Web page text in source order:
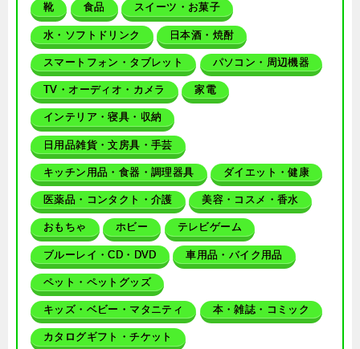
靴 食品 スイーツ・お菓子
水・ソフトドリンク 日本酒・焼酎
スマートフォン・タブレット パソコン・周辺機器
TV・オーディオ・カメラ 家電
インテリア・寝具・収納
日用品雑貨・文房具・手芸
キッチン用品・食器・調理器具 ダイエット・健康
医薬品・コンタクト・介護 美容・コスメ・香水
おもちゃ ホビー テレビゲーム
ブルーレイ・CD・DVD 車用品・バイク用品
ペット・ペットグッズ
キッズ・ベビー・マタニティ 本・雑誌・コミック
カタログギフト・チケット